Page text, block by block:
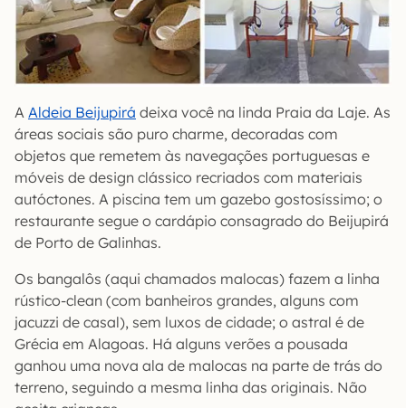
A Aldeia Beijupirá deixa você na linda Praia da Laje. As
áreas sociais são puro charme, decoradas com
objetos que remetem às navegações portuguesas e
móveis de design clássico recriados com materiais
autóctones. A piscina tem um gazebo gostosíssimo; o
restaurante segue o cardápio consagrado do Beijupirá
de Porto de Galinhas.
Os bangalôs (aqui chamados malocas) fazem a linha
rústico-clean (com banheiros grandes, alguns com
jacuzzi de casal), sem luxos de cidade; o astral é de
Grécia em Alagoas. Há alguns verões a pousada
ganhou uma nova ala de malocas na parte de trás do
terreno, seguindo a mesma linha das originais. Não